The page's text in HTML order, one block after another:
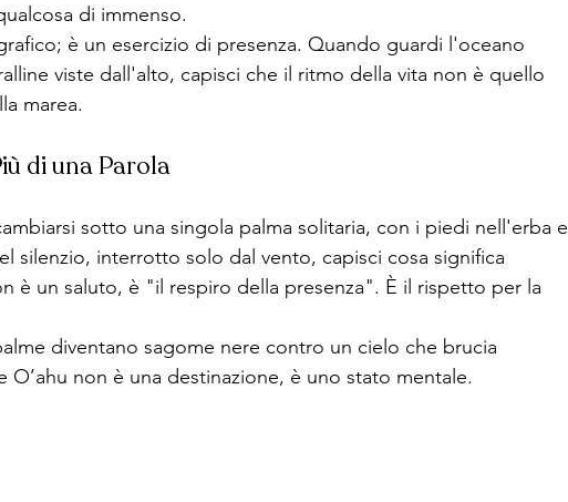
di immenso.
è un esercizio di presenza. Quando guardi l'oceano
viste dall'alto, capisci che il ritmo della vita non è quello
marea.
di una Parola
sotto una singola palma solitaria, con i piedi nell'erba e
silenzio, interrotto solo dal vento, capisci cosa significa
è un saluto, è "il respiro della presenza". È il rispetto per la
diventano sagome nere contro un cielo che brucia
non è una destinazione, è uno stato mentale.